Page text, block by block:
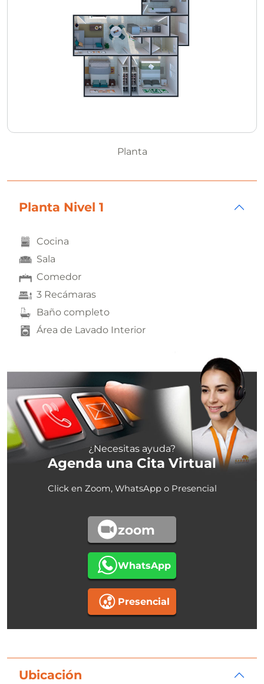
Planta
Planta Nivel 1
Cocina
Sala
Comedor
3 Recámaras
Baño completo
Área de Lavado Interior
¿Necesitas ayuda?
Agenda una Cita Virtual
Click en Zoom, WhatsApp o Presencial
zoom
WhatsApp
Presencial
Ubicación